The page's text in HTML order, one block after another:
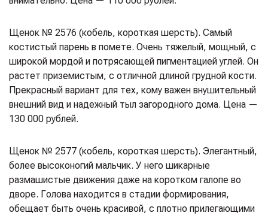
Щенок № 2576 (кобель, короткая шерсть). Самый
костистый парень в помете. Очень тяжелый, мощный, с
широкой мордой и потрясающей пигментацией углей. Он
растет приземистым, с отличной длиной грудной кости.
Прекрасный вариант для тех, кому важен внушительный
внешний вид и надежный тыл загородного дома. Цена —
130 000 рублей.
Щенок № 2577 (кобель, короткая шерсть). Элегантный,
более высоконогий мальчик. У него шикарные
размашистые движения даже на коротком галопе во
дворе. Голова находится в стадии формирования,
обещает быть очень красивой, с плотно прилегающими